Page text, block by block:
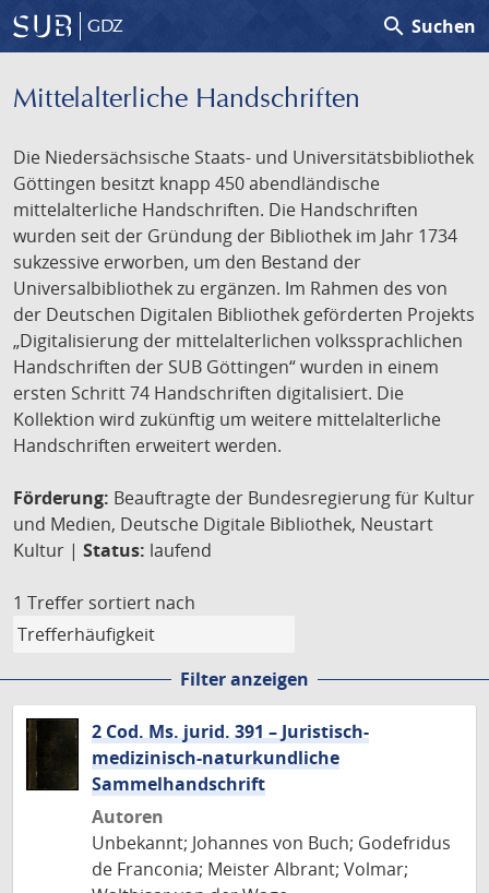
GDZ search Suchen
Mittelalterliche Handschriften
Die Niedersächsische Staats- und Universitätsbibliothek
Göttingen besitzt knapp 450 abendländische
mittelalterliche Handschriften. Die Handschriften
wurden seit der Gründung der Bibliothek im Jahr 1734
sukzessive erworben, um den Bestand der
Universalbibliothek zu ergänzen. Im Rahmen des von
der Deutschen Digitalen Bibliothek geförderten Projekts
„Digitalisierung der mittelalterlichen volkssprachlichen
Handschriften der SUB Göttingen“ wurden in einem
ersten Schritt 74 Handschriften digitalisiert. Die
Kollektion wird zukünftig um weitere mittelalterliche
Handschriften erweitert werden.
Förderung: Beauftragte der Bundesregierung für Kultur
und Medien, Deutsche Digitale Bibliothek, Neustart
Kultur | Status: laufend
1 Treffer sortiert nach
Filter anzeigen
2 Cod. Ms. jurid. 391 – Juristisch-
medizinisch-naturkundliche
Sammelhandschrift
Autoren
Unbekannt; Johannes von Buch; Godefridus
de Franconia; Meister Albrant; Volmar;